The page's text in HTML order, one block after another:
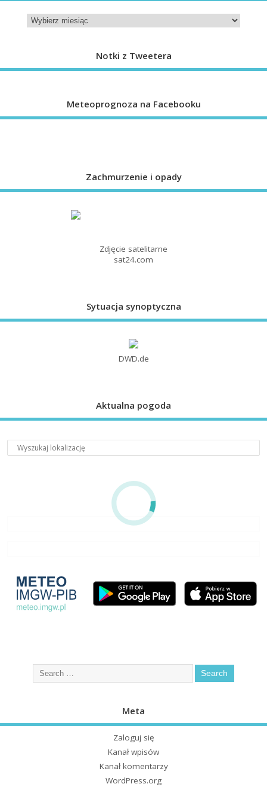
Notki z Tweetera
Meteoprognoza na Facebooku
Zachmurzenie i opady
Zdjęcie satelitarne
sat24.com
Sytuacja synoptyczna
DWD.de
Aktualna pogoda
Meta
Zaloguj się
Kanał wpisów
Kanał komentarzy
WordPress.org